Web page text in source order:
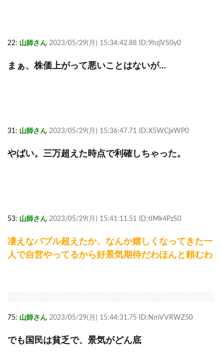
22: 山師さん 2023/05/29(月) 15:34:42.88 ID:9hzjVS0y0
まぁ、株価上がって悪いことはないが…
31: 山師さん 2023/05/29(月) 15:36:47.71 ID:X5WCjxWP0
やばい。三万超えた時点で利確しちゃった。
53: 山師さん 2023/05/29(月) 15:41:11.51 ID:tIMk4PzS0
凄えなバブル超えたか、なんか嬉しくなってきた一
人で自営やってるから好景気期待だわほんと頼むわ
75: 山師さん 2023/05/29(月) 15:44:31.75 ID:NmVVRWZ50
でも国民は貧乏で、景気がどん底